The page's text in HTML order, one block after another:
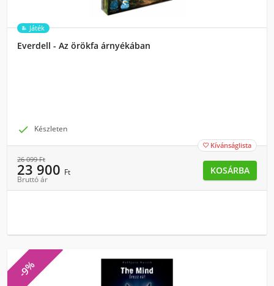
Játék
Everdell - Az örökfa árnyékában
 Készleten
 Kívánságlista
26 099Ft
23 900 Ft
Bruttó ár
KOSÁRBA
-9%